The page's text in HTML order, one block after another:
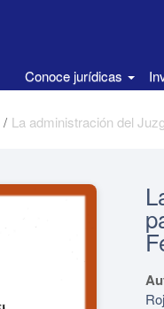
Conoce jurídicas
/